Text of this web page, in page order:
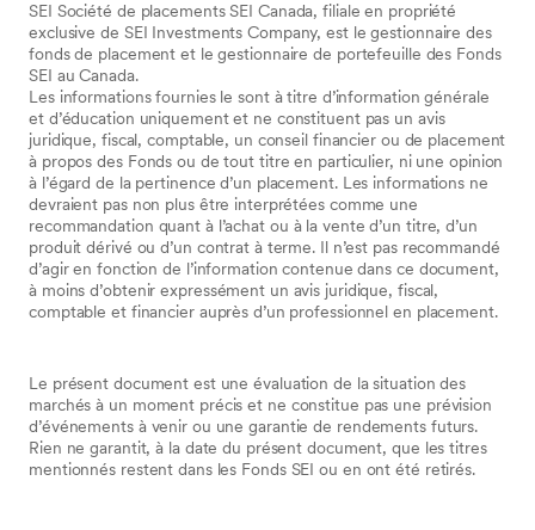
SEI Société de placements SEI Canada, filiale en propriété
exclusive de SEI Investments Company, est le gestionnaire des
fonds de placement et le gestionnaire de portefeuille des Fonds
SEI au Canada.
Les informations fournies le sont à titre d’information générale
et d’éducation uniquement et ne constituent pas un avis
juridique, fiscal, comptable, un conseil financier ou de placement
à propos des Fonds ou de tout titre en particulier, ni une opinion
à l’égard de la pertinence d’un placement. Les informations ne
devraient pas non plus être interprétées comme une
recommandation quant à l’achat ou à la vente d’un titre, d’un
produit dérivé ou d’un contrat à terme. Il n’est pas recommandé
d’agir en fonction de l’information contenue dans ce document,
à moins d’obtenir expressément un avis juridique, fiscal,
comptable et financier auprès d’un professionnel en placement.
Le présent document est une évaluation de la situation des
marchés à un moment précis et ne constitue pas une prévision
d’événements à venir ou une garantie de rendements futurs.
Rien ne garantit, à la date du présent document, que les titres
mentionnés restent dans les Fonds SEI ou en ont été retirés.